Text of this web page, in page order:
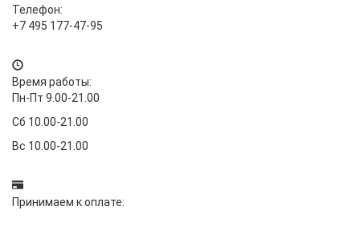
Телефон:
+7 495 177-47-95
Время работы:
Пн-Пт 9.00-21.00
Сб 10.00-21.00
Вс 10.00-21.00
Принимаем к оплате: